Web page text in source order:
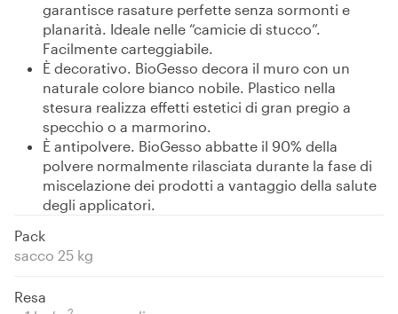
garantisce rasature perfette senza sormonti e
planarità. Ideale nelle “camicie di stucco”.
Facilmente carteggiabile.
È decorativo. BioGesso decora il muro con un
naturale colore bianco nobile. Plastico nella
stesura realizza effetti estetici di gran pregio a
specchio o a marmorino.
È antipolvere. BioGesso abbatte il 90% della
polvere normalmente rilasciata durante la fase di
miscelazione dei prodotti a vantaggio della salute
degli applicatori.
Pack
sacco 25 kg
Resa